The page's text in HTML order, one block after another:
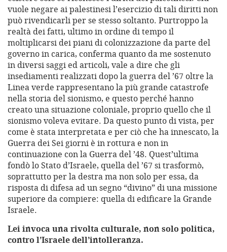
vuole negare ai palestinesi l’esercizio di tali diritti non
può rivendicarli per se stesso soltanto. Purtroppo la
realtà dei fatti, ultimo in ordine di tempo il
moltiplicarsi dei piani di colonizzazione da parte del
governo in carica, conferma quanto da me sostenuto
in diversi saggi ed articoli, vale a dire che gli
insediamenti realizzati dopo la guerra del ’67 oltre la
Linea verde rappresentano la più grande catastrofe
nella storia del sionismo, e questo perché hanno
creato una situazione coloniale, proprio quello che il
sionismo voleva evitare. Da questo punto di vista, per
come è stata interpretata e per ciò che ha innescato, la
Guerra dei Sei giorni è in rottura e non in
continuazione con la Guerra del ’48. Quest’ultima
fondò lo Stato d’Israele, quella del ’67 si trasformò,
soprattutto per la destra ma non solo per essa, da
risposta di difesa ad un segno “divino” di una missione
superiore da compiere: quella di edificare la Grande
Israele.
Lei invoca una rivolta culturale, non solo politica,
contro l’Israele dell’intolleranza.